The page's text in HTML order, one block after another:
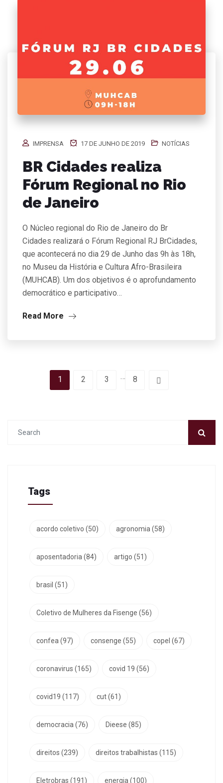
IMPRENSA 17 DE JUNHO DE 2019 NOTÍCIAS
BR Cidades realiza
Fórum Regional no Rio
de Janeiro
O Núcleo regional do Rio de Janeiro do Br
Cidades realizará o Fórum Regional RJ BrCidades,
que acontecerá no dia 29 de Junho das 9h às 18h,
no Museu da História e Cultura Afro-Brasileira
(MUHCAB). Um dos objetivos é o aprofundamento
democrático e participativo…
Read More
1 2 3 … 8
Tags
acordo coletivo (50) agronomia(58)
aposentadoria(84) artigo (51)
brasil (51)
Coletivo de Mulheres da Fisenge (56)
confea(97) consenge (55) copel (67)
coronavirus (165) covid 19 (56)
covid19 (117) cut(61)
democracia(76) Dieese (85)
direitos (239) direitos trabalhistas (115)
Eletrobras (191) energia(100)